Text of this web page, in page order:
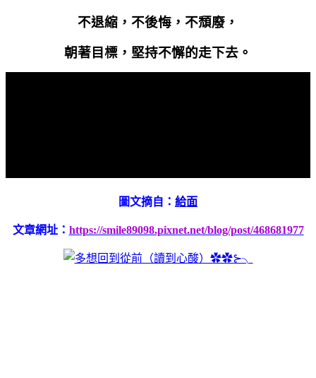
不退縮，不後悔，不頹廢，
朝著目標，堅持不懈的走下去。
圖文摘自： 給面
文章網址： https://smile89098.pixnet.net/blog/post/468681977